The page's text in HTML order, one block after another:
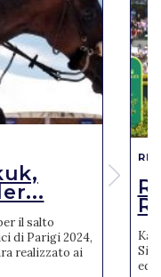
il salto
di Parigi 2024,
realizzato ai